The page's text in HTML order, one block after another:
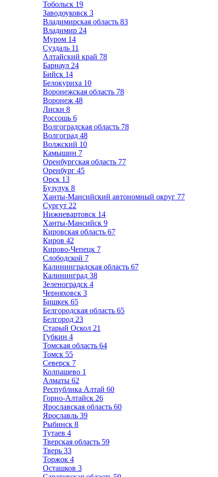
Тобольск 19
Заводоуковск 3
Владимирская область 83
Владимир 24
Муром 14
Суздаль 11
Алтайский край 78
Барнаул 24
Бийск 14
Белокуриха 10
Воронежская область 78
Воронеж 48
Лиски 8
Россошь 6
Волгоградская область 78
Волгоград 48
Волжский 10
Камышин 7
Оренбургская область 77
Оренбург 45
Орск 13
Бузулук 8
Ханты-Мансийский автономный округ 77
Сургут 22
Нижневартовск 14
Ханты-Мансийск 9
Кировская область 67
Киров 42
Кирово-Чепецк 7
Слободской 7
Калининградская область 67
Калининград 38
Зеленоградск 4
Черняховск 3
Бишкек 65
Белгородская область 65
Белгород 23
Старый Оскол 21
Губкин 4
Томская область 64
Томск 55
Северск 7
Колпашево 1
Алматы 62
Республика Алтай 60
Горно-Алтайск 26
Ярославская область 60
Ярославль 39
Рыбинск 8
Тутаев 4
Тверская область 59
Тверь 33
Торжок 4
Осташков 3